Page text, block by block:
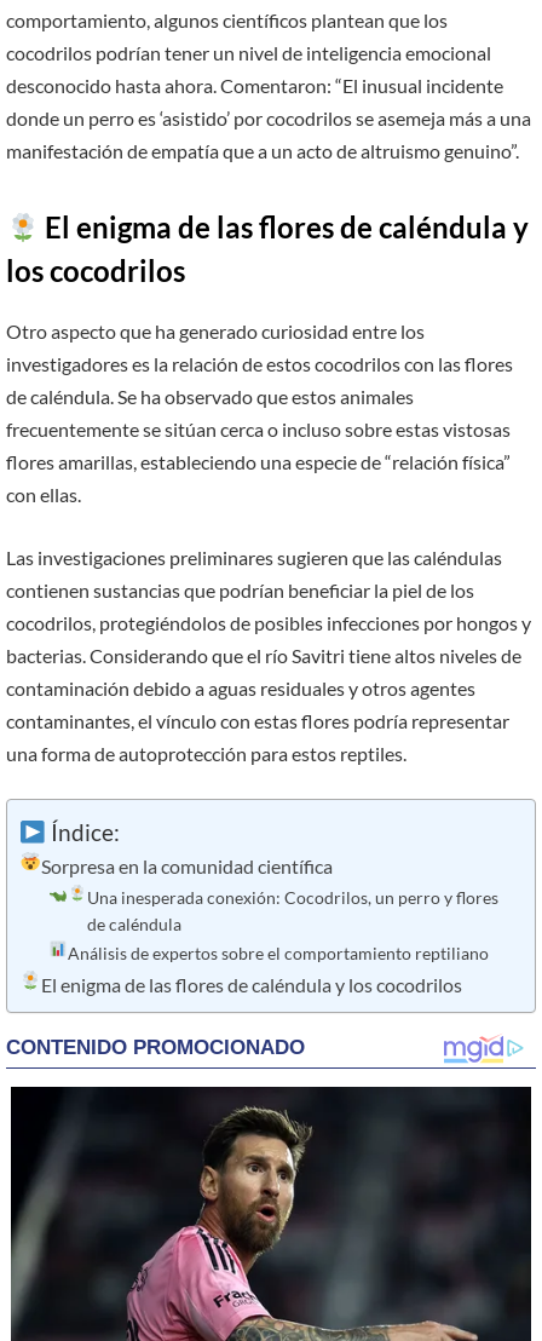
comportamiento, algunos científicos plantean que los
cocodrilos podrían tener un nivel de inteligencia emocional
desconocido hasta ahora. Comentaron: “El inusual incidente
donde un perro es ‘asistido’ por cocodrilos se asemeja más a una
manifestación de empatía que a un acto de altruismo genuino”.
El enigma de las flores de caléndula y
los cocodrilos
Otro aspecto que ha generado curiosidad entre los
investigadores es la relación de estos cocodrilos con las flores
de caléndula. Se ha observado que estos animales
frecuentemente se sitúan cerca o incluso sobre estas vistosas
flores amarillas, estableciendo una especie de “relación física”
con ellas.
Las investigaciones preliminares sugieren que las caléndulas
contienen sustancias que podrían beneficiar la piel de los
cocodrilos, protegiéndolos de posibles infecciones por hongos y
bacterias. Considerando que el río Savitri tiene altos niveles de
contaminación debido a aguas residuales y otros agentes
contaminantes, el vínculo con estas flores podría representar
una forma de autoprotección para estos reptiles.
Índice:
Sorpresa en la comunidad científica
Una inesperada conexión: Cocodrilos, un perro y flores
de caléndula
Análisis de expertos sobre el comportamiento reptiliano
El enigma de las flores de caléndula y los cocodrilos